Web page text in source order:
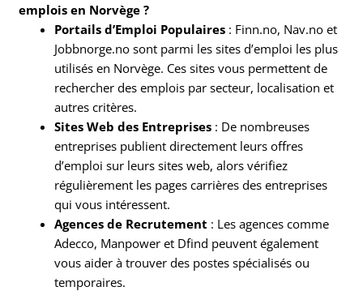
emplois en Norvège ?
Portails d’Emploi Populaires : Finn.no, Nav.no et
Jobbnorge.no sont parmi les sites d’emploi les plus
utilisés en Norvège. Ces sites vous permettent de
rechercher des emplois par secteur, localisation et
autres critères.
Sites Web des Entreprises : De nombreuses
entreprises publient directement leurs offres
d’emploi sur leurs sites web, alors vérifiez
régulièrement les pages carrières des entreprises
qui vous intéressent.
Agences de Recrutement : Les agences comme
Adecco, Manpower et Dfind peuvent également
vous aider à trouver des postes spécialisés ou
temporaires.